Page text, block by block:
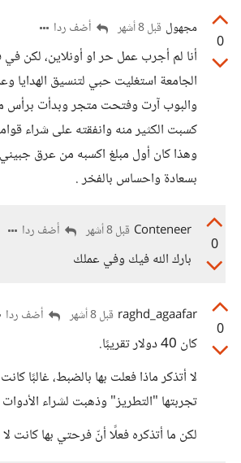
0
مجهول قبل 8 أشهر أضف ردا
أنا لم أجرب عمل حر او أونلاين، لكن
الجامعة استغليت حبي لتنسيق الهدايا
والبوب آرت وفتحت متجر وبدأت برأس
كسبت الكثير منه وانفقته على شراء
وهذا كان أول مبلغ اكسبه من عرق
بسعادة واحساس بالفخر .
0
Conteneer قبل 8 أشهر أضف ردا
بارك الله فيك وفي عملك
0
raghd_agaafar قبل 8 أشهر أضف ردا
كان 40 دولار تقريبًا.
لا أتذكر ماذا فعلت بها بالضبط، غالبًا
تجربتها "التطريز" وذهبت لشراء
لكن ما أتذكره فعلًا أنّ فرحتي بها كانت